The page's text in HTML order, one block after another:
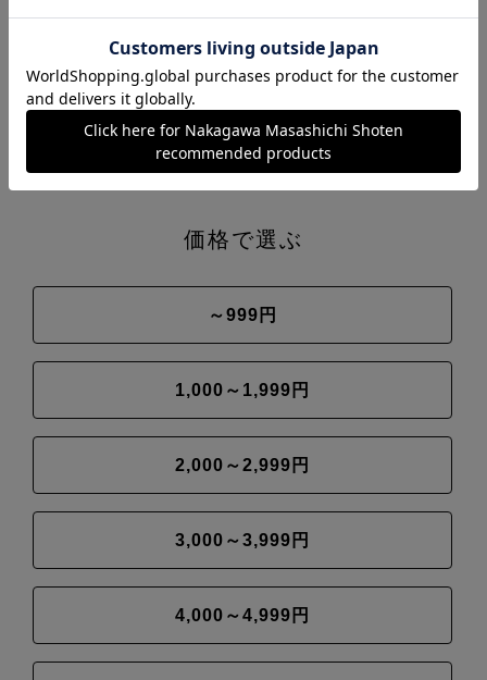
法事・香典返し
不祝儀を残さないように、との思いから「あ
とに残らないもの」が好まれる法事や香典の
お返し。消耗品のふきんやタオル、お茶やコ
ーヒーなどの消えものを中心に揃えました。
価格で選ぶ
～999円
1,000～1,999円
2,000～2,999円
3,000～3,999円
4,000～4,999円